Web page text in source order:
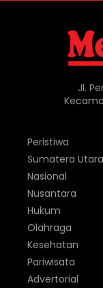
Jl.
Peristiwa
Sumatera Utara
Nasional
Nusantara
Hukum
Olahraga
Kesehatan
Pariwisata
Advertorial